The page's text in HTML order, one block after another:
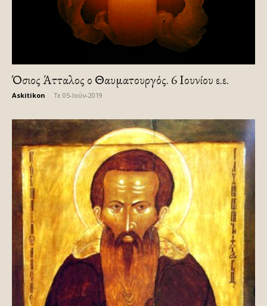
Όσιος Άτταλος ο Θαυματουργός. 6 Ιουνίου ε.ε.
Askitikon Τε 05-Ιούν-2019